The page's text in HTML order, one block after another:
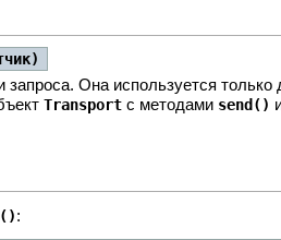
Она используется только
Transportс методами send()
: